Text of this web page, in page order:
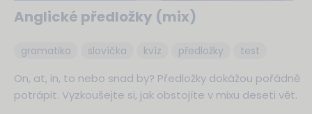
Anglické předložky (mix)
gramatika slovíčka kvíz předložky test
On, at, in, to nebo snad by? Předložky dokážou pořádně
potrápit. Vyzkoušejte si, jak obstojíte v mixu deseti vět.